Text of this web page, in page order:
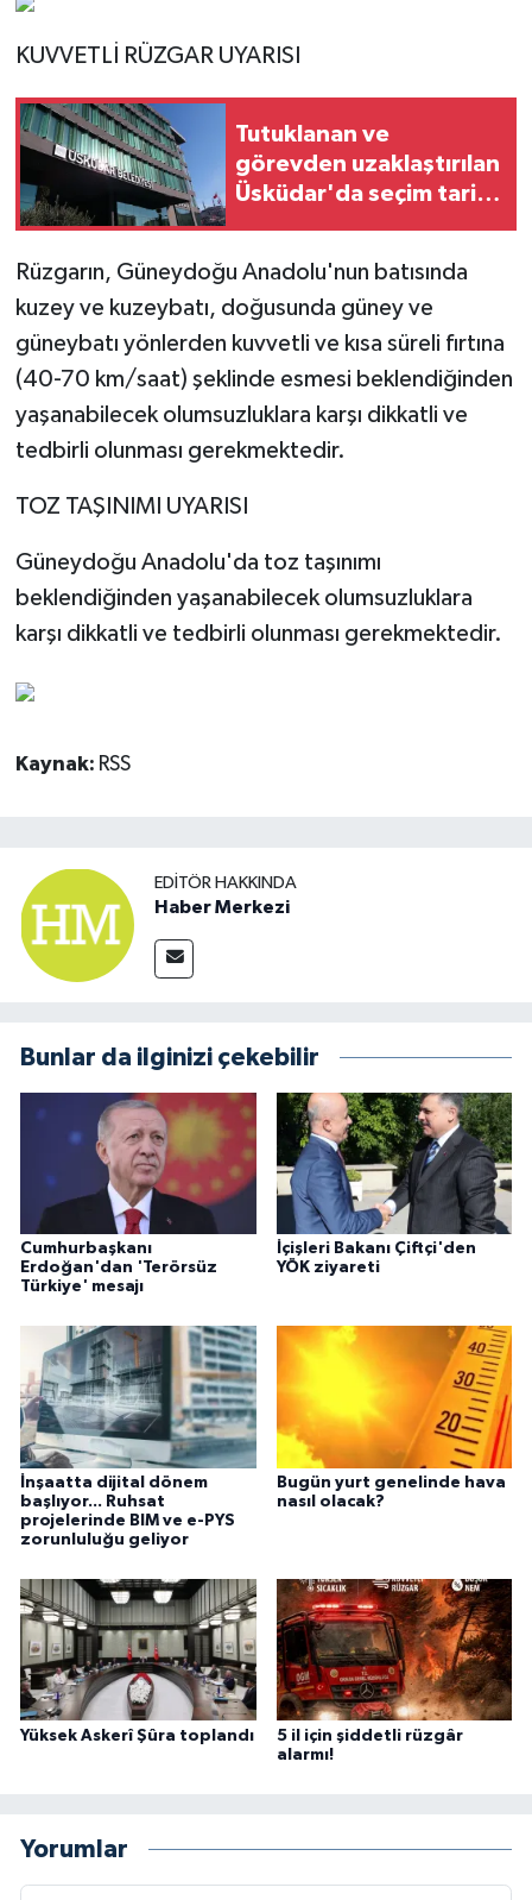
KUVVETLİ RÜZGAR UYARISI
Tutuklanan ve
görevden uzaklaştırılan
Üsküdar'da seçim tarihi
Rüzgarın, Güneydoğu Anadolu'nun batısında
kuzey ve kuzeybatı, doğusunda güney ve
güneybatı yönlerden kuvvetli ve kısa süreli fırtına
(40-70 km/saat) şeklinde esmesi beklendiğinden
yaşanabilecek olumsuzluklara karşı dikkatli ve
tedbirli olunması gerekmektedir.
TOZ TAŞINIMI UYARISI
Güneydoğu Anadolu'da toz taşınımı
beklendiğinden yaşanabilecek olumsuzluklara
karşı dikkatli ve tedbirli olunması gerekmektedir.
Kaynak: RSS
EDITÖR HAKKINDA
Haber Merkezi
Bunlar da ilginizi çekebilir
Cumhurbaşkanı
Erdoğan'dan 'Terörsüz
Türkiye' mesajı
İçişleri Bakanı Çiftçi'den
YÖK ziyareti
İnşaatta dijital dönem
başlıyor... Ruhsat
projelerinde BIM ve e-PYS
zorunluluğu geliyor
Bugün yurt genelinde hava
nasıl olacak?
Yüksek Askerî Şûra toplandı
5 il için şiddetli rüzgâr
alarmı!
Yorumlar